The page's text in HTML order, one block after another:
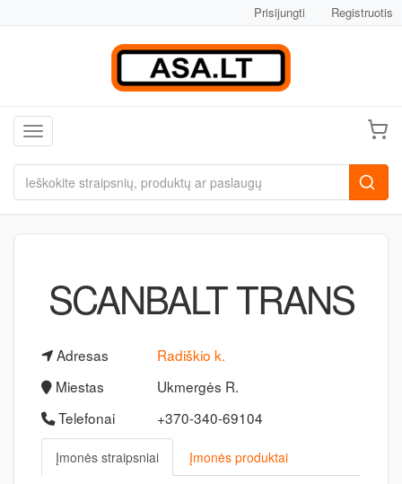
Prisijungti Registruotis
Toggle navigation
SCANBALT TRANS
Adresas
Radiškio k.
Miestas
Ukmergės R.
Telefonai
+370-340-69104
Įmonės straipsniai Įmonės produktai